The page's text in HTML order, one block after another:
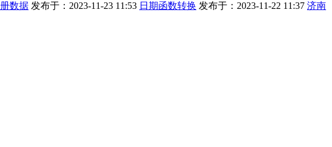
数据 发布于：2023-11-23 11:53 日期函数转换 发布于：2023-11-22 11:37 济南